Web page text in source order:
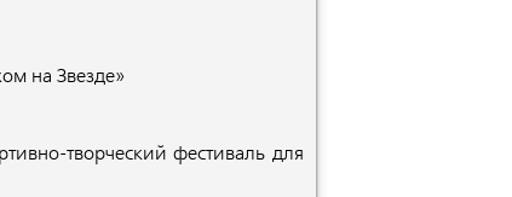
на Звезде»
творческий фестиваль для